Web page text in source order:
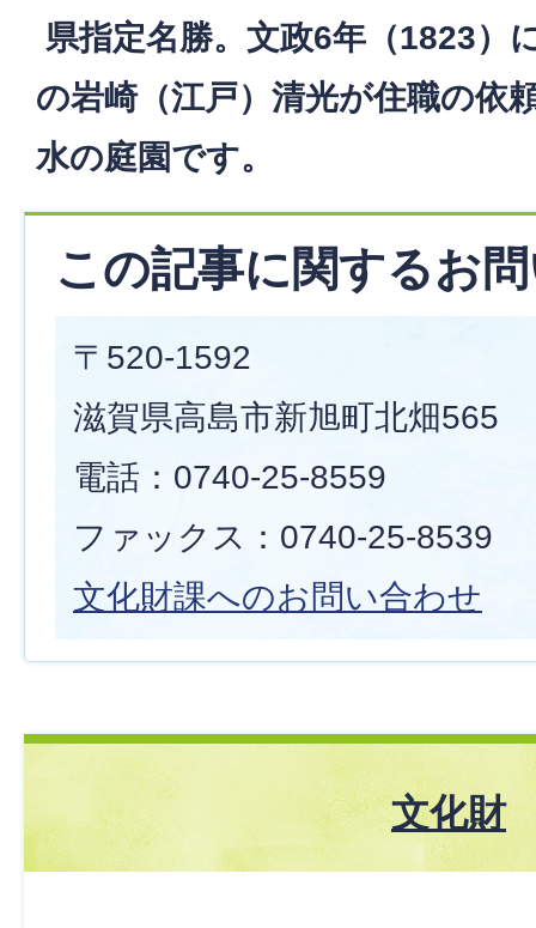
県指定名勝。文政6年（1823）
の岩崎（江戸）清光が住職の依
水の庭園です。
この記事に関するお
〒520-1592
滋賀県高島市新旭町北畑565
電話：0740-25-8559
ファックス：0740-25-8539
文化財課へのお問い合わせ
文化財